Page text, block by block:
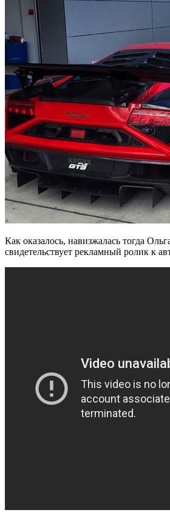
Как оказалось, навизжалась тогда
свидетельствует рекламный ролик к